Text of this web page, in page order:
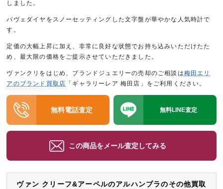
しました。
パヴェダイヤをスノーセッティングした文字盤が華やかな人気時計で
す。
定価の大幅上昇に加え、非常に良好な状態でお持ち込みいただけたた
め、最大限の価格をご提示させていただきました。
ヴァンクリをはじめ、ブランドジュエリーの売却のご相談は梅田エリ
アのブランド買取店 「ギャラリーレア 梅田店」をご利用ください。
無料電話査定 無料LINE査定
この商品をメール査定してみる
ヴァン クリーフ&アーペルのアルハンブラのその他買取